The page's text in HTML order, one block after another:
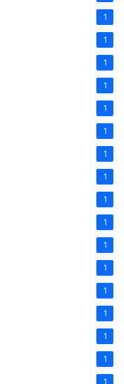
1
1
1
1
1
1
1
1
1
1
1
1
1
1
1
1
1